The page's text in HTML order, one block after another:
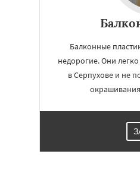
Балконные
недорогие. Они
в Серпухове и не